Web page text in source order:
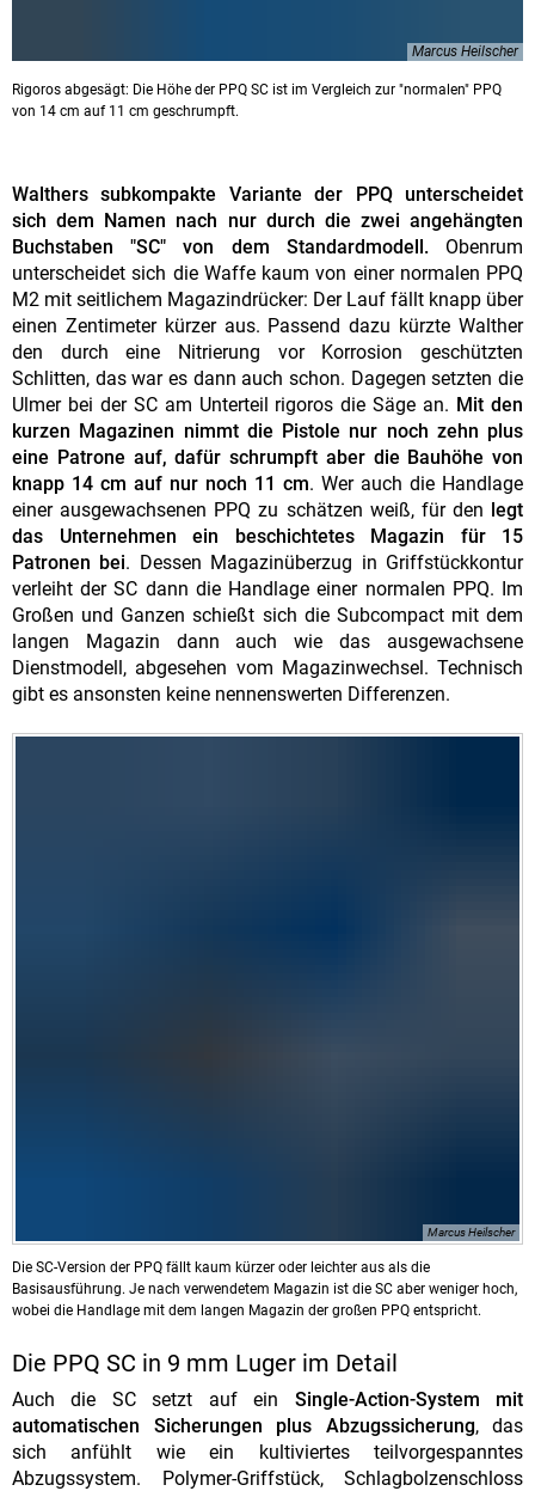
Marcus Heilscher
Rigoros abgesägt: Die Höhe der PPQ SC ist im Vergleich zur "normalen" PPQ
von 14 cm auf 11 cm geschrumpft.
Walthers subkompakte Variante der PPQ unterscheidet
sich dem Namen nach nur durch die zwei angehängten
Buchstaben "SC" von dem Standardmodell.Obenrum
unterscheidet sich die Waffe kaum von einer normalen PPQ
M2 mit seitlichem Magazindrücker: Der Lauf fällt knapp über
einen Zentimeter kürzer aus. Passend dazu kürzte Walther
den durch eine Nitrierung vor Korrosion geschützten
Schlitten, das war es dann auch schon. Dagegen setzten die
Ulmer bei der SC am Unterteil rigoros die Säge an. Mit den
kurzen Magazinen nimmt die Pistole nur noch zehn plus
eine Patrone auf, dafür schrumpft aber die Bauhöhe von
knapp 14 cm auf nur noch 11 cm. Wer auch die Handlage
einer ausgewachsenen PPQ zu schätzen weiß, für den legt
das Unternehmen ein beschichtetes Magazin für 15
Patronen bei. Dessen Magazinüberzug in Griffstückkontur
verleiht der SC dann die Handlage einer normalen PPQ. Im
Großen und Ganzen schießt sich die Subcompact mit dem
langen Magazin dann auch wie das ausgewachsene
Dienstmodell, abgesehen vom Magazinwechsel. Technisch
gibt es ansonsten keine nennenswerten Differenzen.
Marcus Heilscher
Die SC-Version der PPQ fällt kaum kürzer oder leichter aus als die
Basisausführung. Je nach verwendetem Magazin ist die SC aber weniger hoch,
wobei die Handlage mit dem langen Magazin der großen PPQ entspricht.
Die PPQ SC in 9 mm Luger im Detail
Auch die SC setzt auf ein Single-Action-System mit
automatischen Sicherungen plus Abzugssicherung, das
sich anfühlt wie ein kultiviertes teilvorgespanntes
Abzugssystem. Polymer-Griffstück, Schlagbolzenschloss